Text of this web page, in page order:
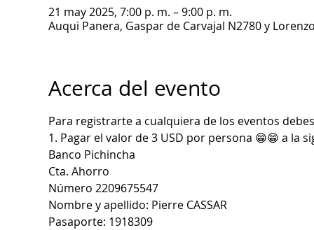
21 may 2025, 7:00 p. m. – 9:00 p. m.
Auqui Panera, Gaspar de Carvajal N2780 y
Acerca del evento
Para registrarte a cualquiera de los eventos
1. Pagar el valor de 3 USD por persona 😁😁 a la
Banco Pichincha
Cta. Ahorro
Número 2209675547
Nombre y apellido: Pierre CASSAR
Pasaporte: 1918309